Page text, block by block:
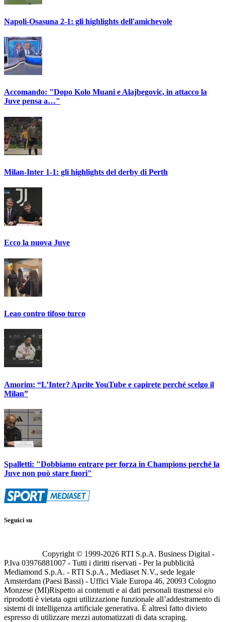
Napoli-Osasuna 2-1: gli highlights dell'amichevole
Accomando: "Dopo Kolo Muani e Alajbegovic, in attacco la
Juve pensa a…"
Milan-Inter 1-1: gli highlights del derby di Perth
Ecco la nuova Juve
Leao contro tifoso turco
Amorim: “L’Inter? Aprite YouTube e capirete perché scelgo il
Milan”
Spalletti: "Dobbiamo entrare per forza in Champions perché la
Juve non può stare fuori"
Seguici su
Copyright © 1999-2026 RTI S.p.A. Business Digital -
P.Iva 03976881007 - Tutti i diritti riservati - Per la pubblicità
Mediamond S.p.A. - RTI S.p.A., Mediaset N.V., sede legale
Amsterdam (Paesi Bassi) - Uffici Viale Europa 46, 20093 Cologno
Monzese (MI)Rispetto ai contenuti e ai dati personali trasmessi e/o
riprodotti è vietata ogni utilizzazione funzionale all’addestramento di
sistemi di intelligenza artificiale generativa. È altresì fatto divieto
espresso di utilizzare mezzi automatizzati di data scraping.